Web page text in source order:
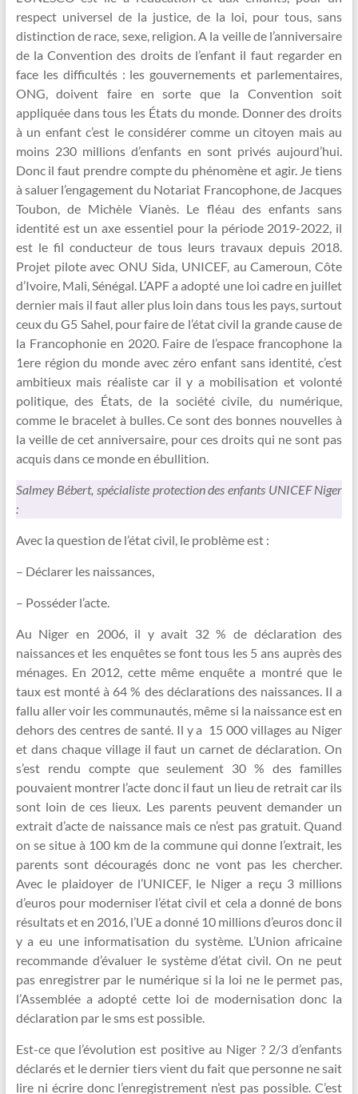
respect universel de la justice, de la loi, pour tous, sans
distinction de race, sexe, religion. A la veille de l’anniversaire
de la Convention des droits de l’enfant il faut regarder en
face les difficultés : les gouvernements et parlementaires,
ONG, doivent faire en sorte que la Convention soit
appliquée dans tous les États du monde. Donner des droits
à un enfant c’est le considérer comme un citoyen mais au
moins 230 millions d’enfants en sont privés aujourd’hui.
Donc il faut prendre compte du phénomène et agir. Je tiens
à saluer l’engagement du Notariat Francophone, de Jacques
Toubon, de Michèle Vianès. Le fléau des enfants sans
identité est un axe essentiel pour la période 2019-2022, il
est le fil conducteur de tous leurs travaux depuis 2018.
Projet pilote avec ONU Sida, UNICEF, au Cameroun, Côte
d’Ivoire, Mali, Sénégal. L’APF a adopté une loi cadre en juillet
dernier mais il faut aller plus loin dans tous les pays, surtout
ceux du G5 Sahel, pour faire de l’état civil la grande cause de
la Francophonie en 2020. Faire de l’espace francophone la
1ere région du monde avec zéro enfant sans identité, c’est
ambitieux mais réaliste car il y a mobilisation et volonté
politique, des États, de la société civile, du numérique,
comme le bracelet à bulles. Ce sont des bonnes nouvelles à
la veille de cet anniversaire, pour ces droits qui ne sont pas
acquis dans ce monde en ébullition.
Salmey Bébert, spécialiste protection des enfants UNICEF Niger
:
Avec la question de l’état civil, le problème est :
– Déclarer les naissances,
– Posséder l’acte.
Au Niger en 2006, il y avait 32 % de déclaration des
naissances et les enquêtes se font tous les 5 ans auprès des
ménages. En 2012, cette même enquête a montré que le
taux est monté à 64 % des déclarations des naissances. Il a
fallu aller voir les communautés, même si la naissance est en
dehors des centres de santé. Il y a 15 000 villages au Niger
et dans chaque village il faut un carnet de déclaration. On
s’est rendu compte que seulement 30 % des familles
pouvaient montrer l’acte donc il faut un lieu de retrait car ils
sont loin de ces lieux. Les parents peuvent demander un
extrait d’acte de naissance mais ce n’est pas gratuit. Quand
on se situe à 100 km de la commune qui donne l’extrait, les
parents sont découragés donc ne vont pas les chercher.
Avec le plaidoyer de l’UNICEF, le Niger a reçu 3 millions
d’euros pour moderniser l’état civil et cela a donné de bons
résultats et en 2016, l’UE a donné 10 millions d’euros donc il
y a eu une informatisation du système. L’Union africaine
recommande d’évaluer le système d’état civil. On ne peut
pas enregistrer par le numérique si la loi ne le permet pas,
l’Assemblée a adopté cette loi de modernisation donc la
déclaration par le sms est possible.
Est-ce que l’évolution est positive au Niger ? 2/3 d’enfants
déclarés et le dernier tiers vient du fait que personne ne sait
lire ni écrire donc l’enregistrement n’est pas possible. C’est